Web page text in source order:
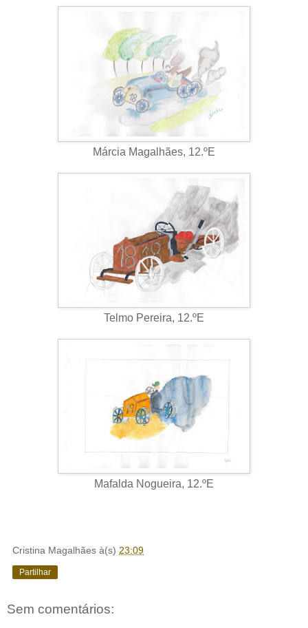
Márcia Magalhães, 12.ºE
Telmo Pereira, 12.ºE
Mafalda Nogueira, 12.ºE
Cristina Magalhães à(s) 23:09
Partilhar
Sem comentários: